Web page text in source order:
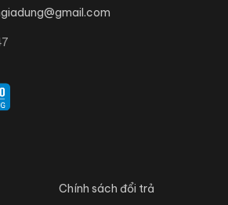
Chính sách đổi trả